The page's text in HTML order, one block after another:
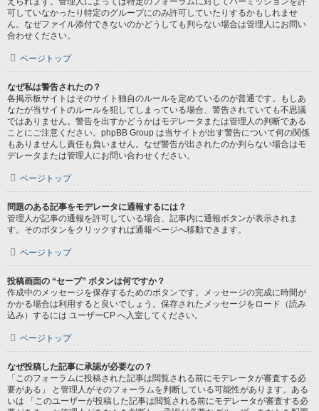
可していなかったり特定のグループにのみ許可していたりするかもしれませ
ん。なぜファイル添付できないのかどうしても判らない場合は管理人にお問い
合わせください。
ページトップ
なぜ私は警告されたの？
各掲示板サイトはそのサイト独自のルールを定めているのが普通です。もしあ
なたが当サイトのルールを犯してしまっている場合、警告されていても不思議
ではありません。警告を出すかどうかはモデレータまたは管理人の判断である
ことにご注意ください。phpBB Group は当サイトが出す警告について何の関係
もありませんし責任も負いません。なぜ警告が出されたのか判らない場合はモ
デレータまたは管理人にお問い合わせください。
ページトップ
問題のある記事をモデレータに通報するには？
管理人が記事の通報を許可している場合、記事内に通報ボタンが表示されま
す。そのボタンをクリックすれば通報ページへ移動できます。
ページトップ
投稿画面の “セーブ” ボタンは何ですか？
作成中のメッセージを保存するためのボタンです。メッセージの完成に時間が
かかる場合は利用すると良いでしょう。保存されたメッセージをロード（読み
込み）するには ユーザーCP へ入室してください。
ページトップ
なぜ投稿した記事に承認が必要なの？
「このフォーラムに投稿された記事は閲覧される前にモデレータが審査する必
要がある」 と管理人がそのフォーラムを判断している可能性があります。ある
いは 「このユーザーが投稿した記事は閲覧される前にモデレータが審査する必